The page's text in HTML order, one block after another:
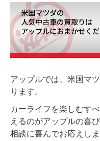
アップルでは、米国マ
ります。
カーライフを楽しむす
えるのがアップルの喜
相談に喜んでお応えしま